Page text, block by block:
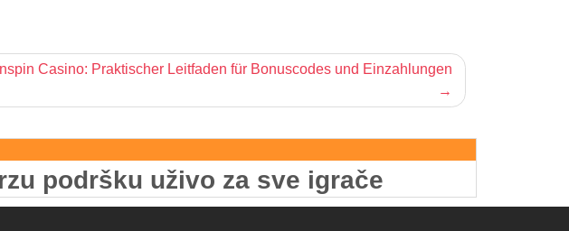
Casino: Praktischer Leitfaden für Bonuscodes und Einzahlungen
podršku uživo za sve igrače